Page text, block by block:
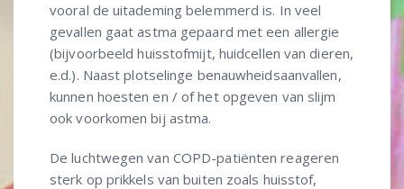
vooral de uitademing belemmerd is. In veel
gevallen gaat astma gepaard met een allergie
(bijvoorbeeld huisstofmijt, huidcellen van dieren,
e.d.). Naast plotselinge benauwheidsaanvallen,
kunnen hoesten en / of het opgeven van slijm
ook voorkomen bij astma.
De luchtwegen van COPD-patiënten reageren
sterk op prikkels van buiten zoals huisstof,